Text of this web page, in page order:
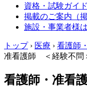
資格・試験ガイド
掲載のご案内（
施設・事業者様
トップ › 医療 › 看護師
准看護師 ＜経験不
看護師・准看